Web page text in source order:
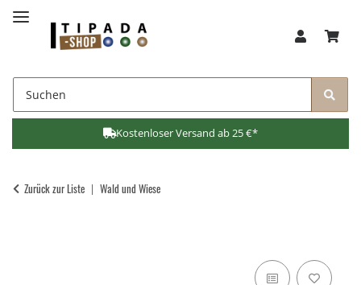
Kostenloser Versand ab 25 €*
Zurück zur Liste Wald und Wiese